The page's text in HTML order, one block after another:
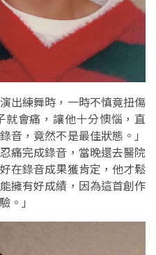
出練舞時，一時不慎竟扭傷
會痛，讓他十分懊惱，直
音，竟然不是最佳狀態。」
痛完成錄音，當晚還去醫院
在錄音成果獲肯定，他才鬆
擁有好成績，因為這首創作
。」